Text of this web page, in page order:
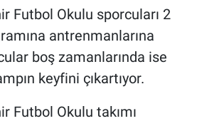
Futbol Okulu sporcuları 2
antrenmanlarına
boş zamanlarında ise
keyfini çıkartıyor.
Futbol Okulu takımı